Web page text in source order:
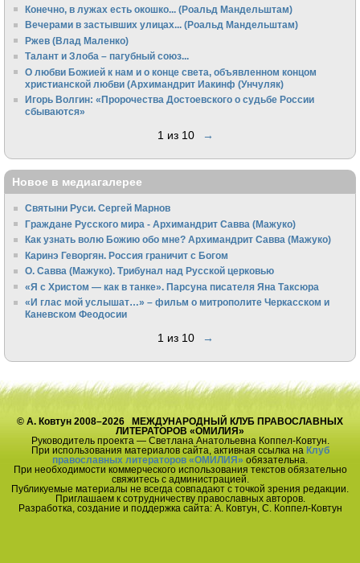
Конечно, в лужах есть окошко... (Роальд Мандельштам)
Вечерами в застывших улицах... (Роальд Мандельштам)
Ржев (Влад Маленко)
Талант и Злоба – пагубный союз...
О любви Божией к нам и о конце света, объявленном концом
христианской любви (Архимандрит Иакинф (Унчуляк)
Игорь Волгин: «Пророчества Достоевского о судьбе России
сбываются»
1 из 10 →
Новое в медиагалерее
Святыни Руси. Сергей Марнов
Граждане Русского мира - Архимандрит Савва (Мажуко)
Как узнать волю Божию обо мне? Архимандрит Савва (Мажуко)
Каринэ Геворгян. Россия граничит с Богом
О. Савва (Мажуко). Трибунал над Русской церковью
«Я с Христом — как в танке». Парсуна писателя Яна Таксюра
«И глас мой услышат…» – фильм о митрополите Черкасском и
Каневском Феодосии
1 из 10 →
© А. Ковтун 2008–2026 МЕЖДУНАРОДНЫЙ КЛУБ ПРАВОСЛАВНЫХ
ЛИТЕРАТОРОВ «ОМИЛИЯ»
Руководитель проекта — Светлана Анатольевна Коппел-Ковтун.
При использования материалов сайта, активная ссылка на Клуб
православных литераторов «ОМИЛИЯ» обязательна.
При необходимости коммерческого использования текстов обязательно
свяжитесь с администрацией.
Публикуемые материалы не всегда совпадают с точкой зрения редакции.
Приглашаем к сотрудничеству православных авторов.
Разработка, создание и поддержка сайта: А. Ковтун, С. Коппел-Ковтун